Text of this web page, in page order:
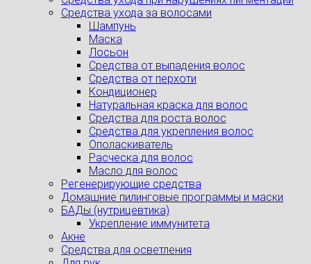
Средства ухода за волосами
Шампунь
Маска
Лосьон
Средства от выпадения волос
Средства от перхоти
Кондиционер
Натуральная краска для волос
Средства для роста волос
Средства для укрепления волос
Ополаскиватель
Расческа для волос
Масло для волос
Регенерирующие средства
Домашние пилинговые программы и маски
БАДы (нутрицевтика)
Укрепление иммунитета
Акне
Средства для осветления